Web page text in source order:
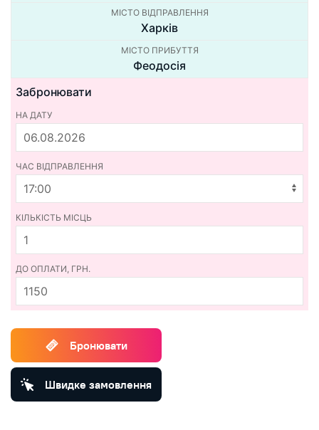
МІСТО ВІДПРАВЛЕННЯ
Харків
МІСТО ПРИБУТТЯ
Феодосiя
Забронювати
НА ДАТУ
ЧАС ВІДПРАВЛЕННЯ
КІЛЬКІСТЬ МІСЦЬ
ДО ОПЛАТИ, ГРН.
1150
Бронювати
Швидке замовлення